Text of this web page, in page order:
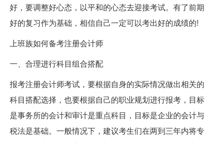
好，要调整好心态，以平和的心态去迎接考试。有了前期
好的复习作为基础，相信自己一定可以考出好的成绩的!
上班族如何备考注册会计师
一、合理进行科目组合搭配
报考注册会计师考试，要根据自身的实际情况做出相关的
科目搭配选择，也要根据自己的职业规划进行报考，目标
是事务所的会计和审计是重点科目，目标是企业的会计与
税法是基础。一般情况下，建议考生们在两到三年内将专